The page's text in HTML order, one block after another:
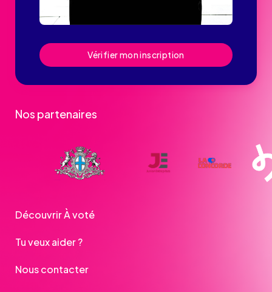
Vérifier mon inscription
Nos partenaires
Découvrir À voté
Tu veux aider ?
Nous contacter